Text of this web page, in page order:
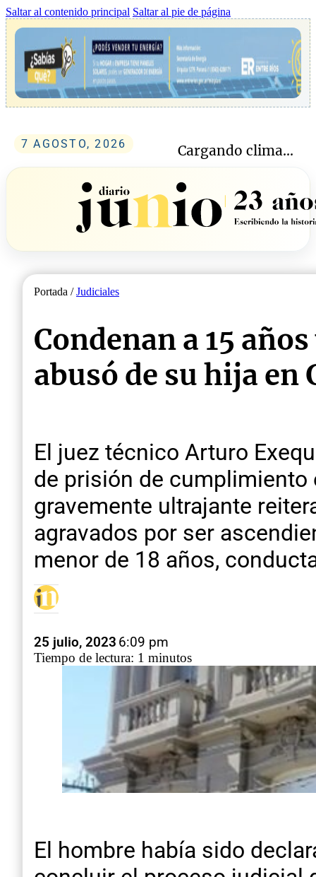
Saltar al contenido principal Saltar al pie de página
7 AGOSTO, 2026 Cargando clima...
Portada /Judiciales
Condenan a 15
abusó de su hija en
El juez técnico Arturo
de prisión de cumplimiento
gravemente ultrajante
agravados por ser
menor de 18 años,
25 julio, 2023 6:09 pm
Tiempo de lectura: 1 minutos
El hombre había sido